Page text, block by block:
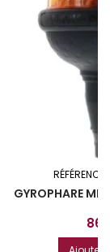
RÉFÉRENCE:
GYROPHARE
Prix